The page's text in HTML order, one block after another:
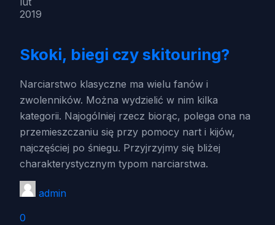
2019
Skoki, biegi czy skitouring?
Narciarstwo klasyczne ma wielu fanów i
zwolenników. Można wydzielić w nim kilka
kategorii. Najogólniej rzecz biorąc, polega ona na
przemieszczaniu się przy pomocy nart i kijów,
najczęściej po śniegu. Przyjrzyjmy się bliżej
charakterystycznym typom narciarstwa.
admin
0